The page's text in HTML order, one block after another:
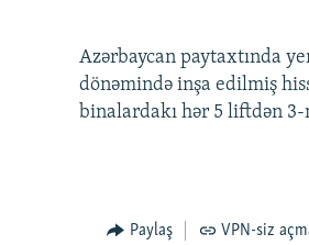
Azərbaycan paytaxtında
dönəmində inşa edilmiş
binalardakı hər 5 liftdən
Paylaş VPN-siz